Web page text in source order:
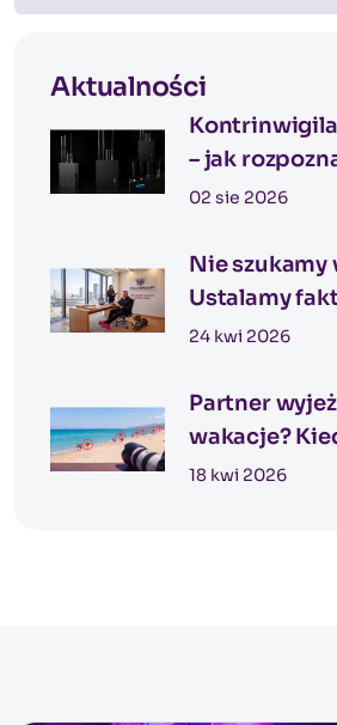
Aktualności
– jak
może Cię
02 sie 2026
Nie szukamy
Ustalamy
nie zaczyna
24 kwi 2026
Partner
wakacje?
rozważyć
18 kwi 2026